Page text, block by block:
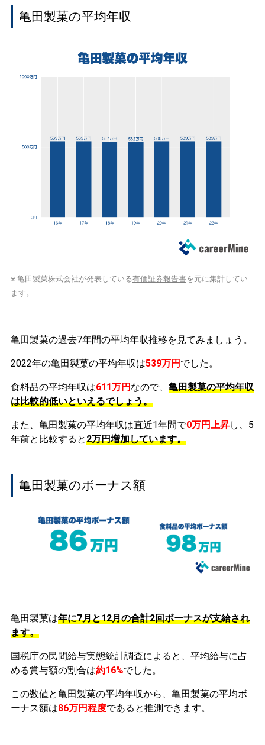
亀田製菓の平均年収
※ 亀田製菓株式会社が発表している有価証券報告書を元に集計してい
ます。
亀田製菓の過去7年間の平均年収推移を見てみましょう。
2022年の亀田製菓の平均年収は539万円 でした。
食料品の平均年収は611万円 なので、 亀田製菓の平均年収
は比較的低いといえるでしょう。
また、亀田製菓の平均年収は直近1年間で0万円上昇し、5
年前と比較すると2万円増加しています。
亀田製菓のボーナス額
亀田製菓は年に7月と12月の合計2回ボーナスが支給され
ます。
国税庁の民間給与実態統計調査によると、平均給与に占
める賞与額の割合は約16%でした。
この数値と亀田製菓の平均年収から、亀田製菓の平均ボ
ーナス額は86万円程度であると推測できます。